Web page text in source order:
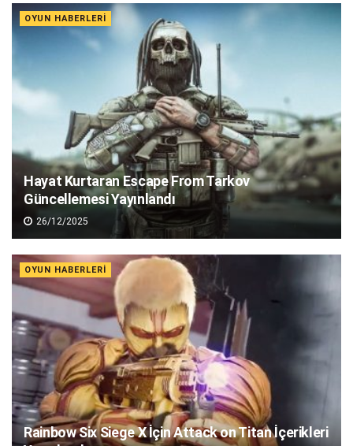
OYUN HABERLERI
Hayat Kurtaran Escape From Tarkov
Güncellemesi Yayınlandı
26/12/2025
OYUN HABERLERI
Rainbow Six Siege X İçin Attack on Titan İçerikleri